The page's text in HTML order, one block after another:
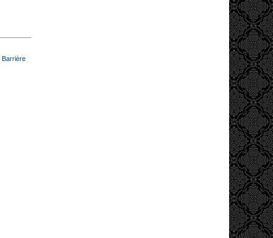
Barrière